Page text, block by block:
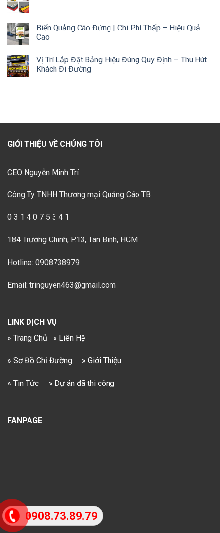
0908.73.89.79
Biển Quảng Cáo Đứng | Chi Phí Thấp – Hiệu Quả
Cao
Vị Trí Lắp Đặt Bảng Hiệu Đúng Quy Định – Thu Hút
Khách Đi Đường
GIỚI THIỆU VỀ CHÚNG TÔI
CEO Nguyễn Minh Trí
Công Ty TNHH Thương mại Quảng Cáo TB
0 3 1 4 0 7 5 3 4 1
184 Trường Chinh, P.13, Tân Bình, HCM.
Hotline: 0908738979
Email: tringuyen463@gmail.com
LINK DỊCH VỤ
» Trang Chủ
» Liên Hệ
» Sơ Đồ Chỉ Đường » Giới Thiệu
» Tin Tức » Dự án đã thi công
FANPAGE